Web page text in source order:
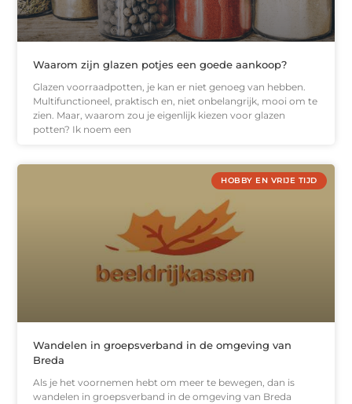
Waarom zijn glazen potjes een goede aankoop?
Glazen voorraadpotten, je kan er niet genoeg van hebben.
Multifunctioneel, praktisch en, niet onbelangrijk, mooi om te
zien. Maar, waarom zou je eigenlijk kiezen voor glazen
potten? Ik noem een
HOBBY EN VRIJE TIJD
Wandelen in groepsverband in de omgeving van
Breda
Als je het voornemen hebt om meer te bewegen, dan is
wandelen in groepsverband in de omgeving van Breda